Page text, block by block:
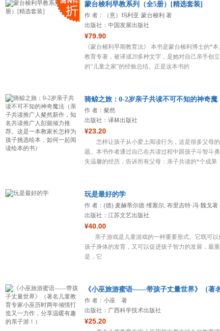
蒙台梭利早教系列（全5册）[精选套装]
作 者：（意）玛利亚·蒙台梭利 著
出版社：中国发展出版社
¥79.90
《蒙台梭利早期教育法》 本书是蒙台梭利博士的*本
教育专著，被译成20多种文字，是她对自己亲手创立
的“儿童之家”的经验总结。正是这本书的
骑鲸之旅：0-2岁亲子共读不可不知的神奇魔
作 者：粲然
出版社：译林出版社
¥23.20
怎样让孩子从小爱上阅读行为，这是很多父母
题。本书作者通过自己在共读过程中跟孩子斗智斗
失温馨的经历，告诉所有父母：亲子共读的*个成果
玩是最好的学
作 者：(德) 麦赫蒂尔德·维塞尔, 布里吉特·冯·魏戈著
出版社：江苏文艺出版社
¥40.00
亲子游戏是儿童游戏的一种重要形式。它既可以
孩子身体的发育，又可以促进孩子智力的发展，最
是，它
《小巫旅游蜜语——带孩子丈量世界》（著
作 者：小巫 著
出版社：广西科学技术出版社
¥25.20